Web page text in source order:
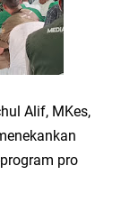
Alif, MKes,
pro